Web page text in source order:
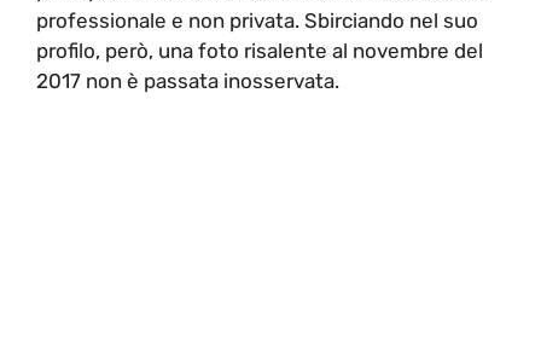
professionale e non privata. Sbirciando nel suo
profilo, però, una foto risalente al novembre del
2017 non è passata inosservata.